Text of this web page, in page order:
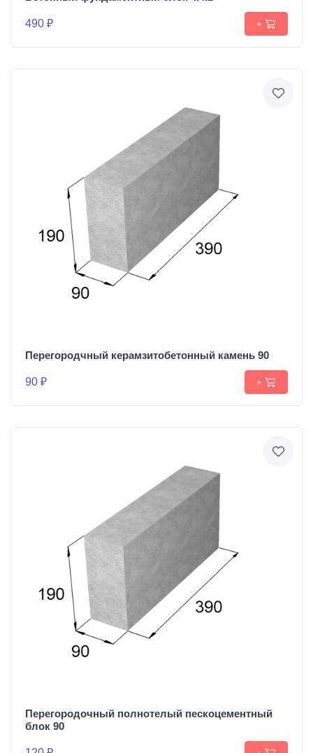
490 ₽ +
Перегородчный керамзитобетонный камень 90
90 ₽ +
Перегородочный полнотелый пескоцементный
блок 90